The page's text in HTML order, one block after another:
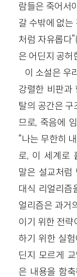
람들은 죽어서
갈 수밖에 없는
처럼 자유롭다
은 어딘지 공허
이 소설은 우
강렬한 비판과
탈의 공간은 구
므로, 죽음에
“나는 무한히
로, 이 세계로
말은 설교처럼
대식 리얼리즘
얼리즘은 과거
이기 위한 전략
하기 위한 실
딘지 모르게
은 내용을 함